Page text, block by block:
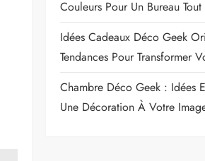
Couleurs Pour Un Bureau
Idées Cadeaux Déco Geek
Tendances Pour Transformer
Chambre Déco Geek : Idées
Une Décoration À Votre